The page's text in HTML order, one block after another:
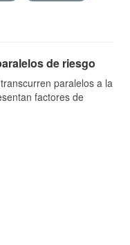
de riesgo
paralelos a la
factores de